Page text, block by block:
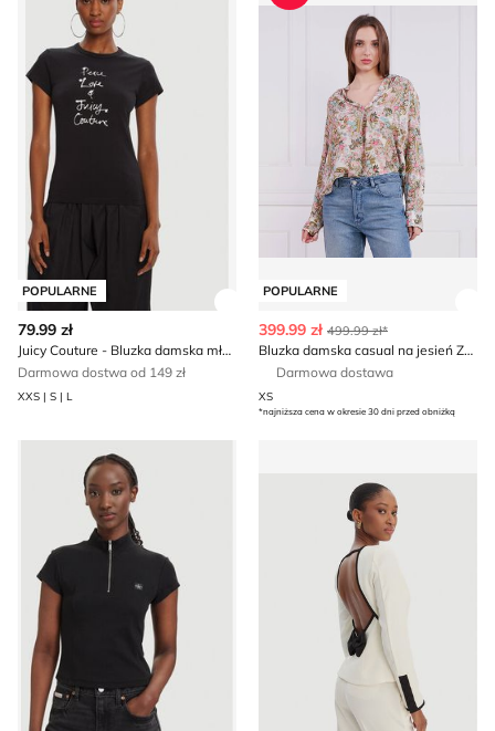
POPULARNE
79.99 zł
Juicy Couture - Bluzka damska młodzieżowa
Darmowa dostwa od 149 zł
XXS | S | L
POPULARNE
399.99 zł 499.99 zł*
Bluzka damska casual na jesień Zadig&Voltaire
Darmowa dostawa
XS
*najniższa cena w okresie 30 dni przed obniżką
Bluzka damska wiosenna Calvin Klein Jeans